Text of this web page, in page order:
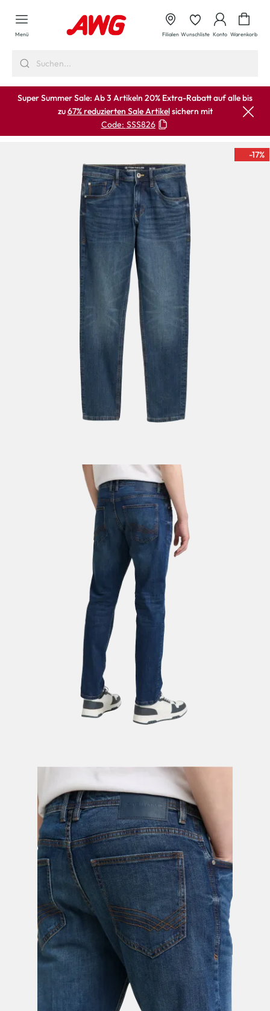
springen
Menü Filialen Wunschliste Konto Warenkorb
Super Summer Sale: Ab 3 Artikeln 20% Extra-Rabatt auf alle bis
zu67% reduzierten Sale Artikelsichern mit
Code: SSS826
-17%